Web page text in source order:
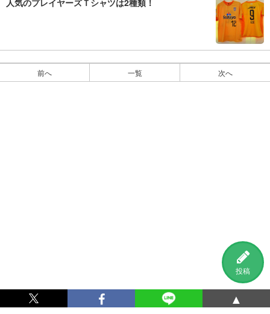
投稿
人気のプレイヤーズＴシャツは2種類！
前へ 一覧 次へ
▲